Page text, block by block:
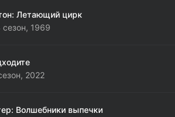
Летающий цирк
сезон, 1969
2022
Волшебники выпечки